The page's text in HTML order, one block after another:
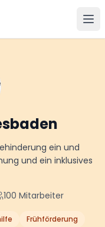
ein und
und ein inklusives
100 Mitarbeiter
Frühförderung